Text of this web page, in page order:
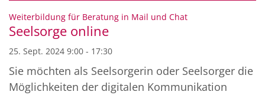
Datum: 25. September 2024
Weiterbildung für Beratung in Mail und Chat:
Seelsorge online
25. Sept. 2024 9:00 - 17:30
Sie möchten als Seelsorgerin oder Seelsorger die
Möglichkeiten der digitalen Kommunikation